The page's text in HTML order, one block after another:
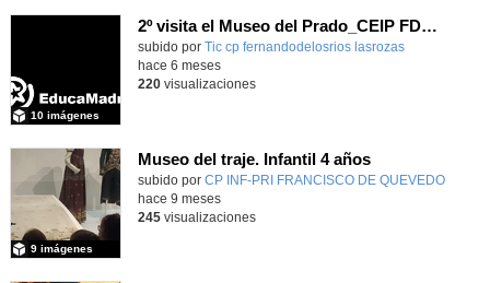
2º visita el Museo del Prado_CEIP FDLR_Las Rozas
Contenido educativo.
subido por Tic cp fernandodelosrios lasrozas
10 imágenes
-
hace 6 meses
220visualizaciones
Museo del traje. Infantil 4 años
subido por CP INF-PRI FRANCISCO DE QUEVEDO
9 imágenes
-
hace 9 meses
245visualizaciones